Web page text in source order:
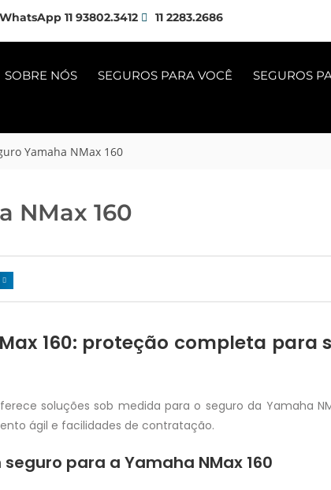
WhatsApp 11 93802.3412 11 2283.2686
SOBRE NÓS SEGUROS PARA VOCÊ SEGUROS
Yamaha NMax 160
NMax 160
160: proteção completa para
soluções sob medida para o seguro da Yamaha
ágil e facilidades de contratação.
para a Yamaha NMax 160